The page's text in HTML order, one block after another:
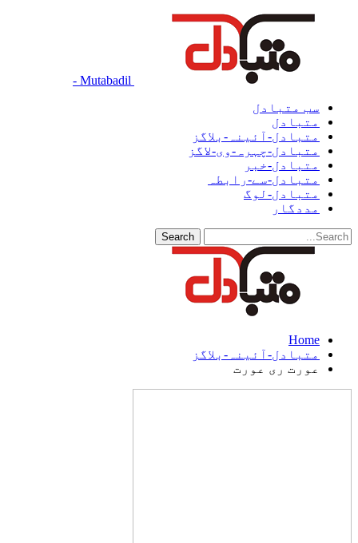
Mutabadil -
سب متبادل
متبادل
متبادل-آئینہ-بلاگز
متبادل-چہرہ-وی-لاگز
متبادل-خبر
متبادل-سے-رابطہ
متبادل-لوگ
مددگار
Home
متبادل-آئینہ-بلاگز
عورت ری عورت